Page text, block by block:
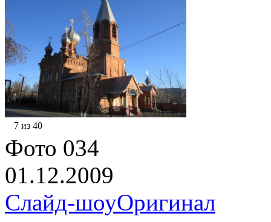
7 из 40
Фото 034
01.12.2009
Слайд-шоуОригинал